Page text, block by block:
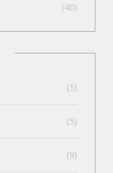
(40)
(5)
(5)
(9)